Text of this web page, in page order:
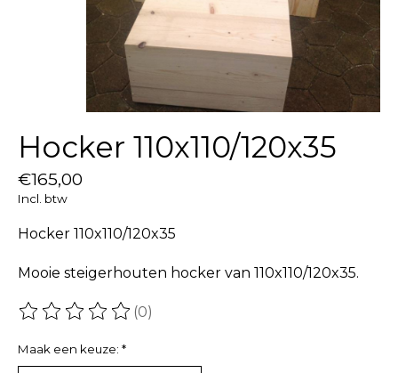
Hocker 110x110/120x35
€165,00
Incl. btw
Hocker 110x110/120x35
Mooie steigerhouten hocker van 110x110/120x35.
De beoordeling van dit product is
(0)
Maak een keuze: *